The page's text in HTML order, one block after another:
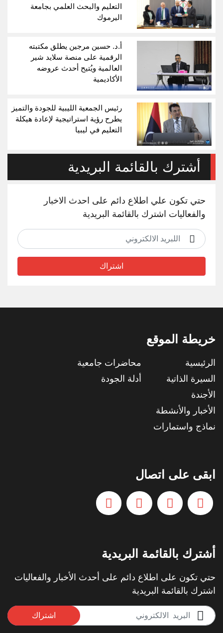
التعليم والبحث العلمي بجامعة
اليرموك
أ.د. حسين مرجين يطلق مكتبته
الرقمية على منصة سلايد شير
العالمية ويُتيح أحدث عروضه
الأكاديمية
رئيس الجمعية الليبية للجودة والتميز
يطرح رؤية استراتيجية لإعادة هيكلة
التعليم في ليبيا
أشترك بالقائمة البريدية
حتي تكون علي اطلاع دائم على احدث الاخبار
والفعاليات اشترك بالقائمة البريدية
اشتراك
خريطة الموقع
الرئيسية
السيرة الذاتية
الأجندة
الأخبار والأنشطة
نماذج واستمارات
محاضرات جامعية
أدلة الجودة
ابقى على اتصال
أشترك بالقائمة البريدية
حتي تكون على اطلاع دائم على أحدث الأخبار والفعاليات
اشترك بالقائمة البريدية
اشتراك